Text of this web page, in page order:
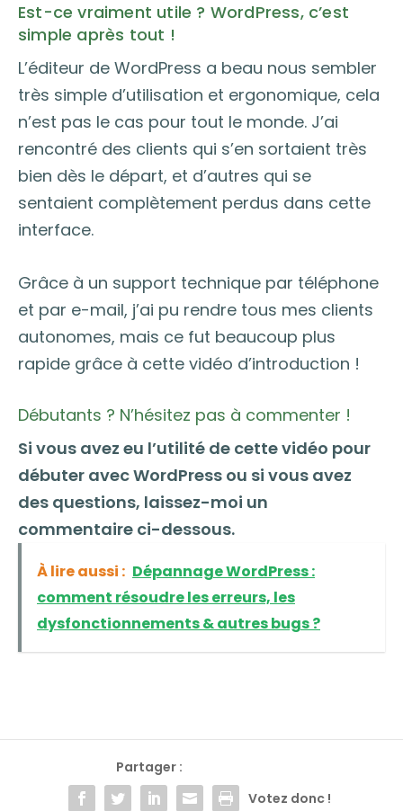
Est-ce vraiment utile ? WordPress, c’est
simple après tout !
L’éditeur de WordPress a beau nous sembler
très simple d’utilisation et ergonomique, cela
n’est pas le cas pour tout le monde. J’ai
rencontré des clients qui s’en sortaient très
bien dès le départ, et d’autres qui se
sentaient complètement perdus dans cette
interface.
Grâce à un support technique par téléphone
et par e-mail, j’ai pu rendre tous mes clients
autonomes, mais ce fut beaucoup plus
rapide grâce à cette vidéo d’introduction !
Débutants ? N’hésitez pas à commenter !
Si vous avez eu l’utilité de cette vidéo pour
débuter avec WordPress ou si vous avez
des questions, laissez-moi un
commentaire ci-dessous.
À lire aussi : Dépannage WordPress :
comment résoudre les erreurs, les
dysfonctionnements & autres bugs ?
Partager :
Votez donc !